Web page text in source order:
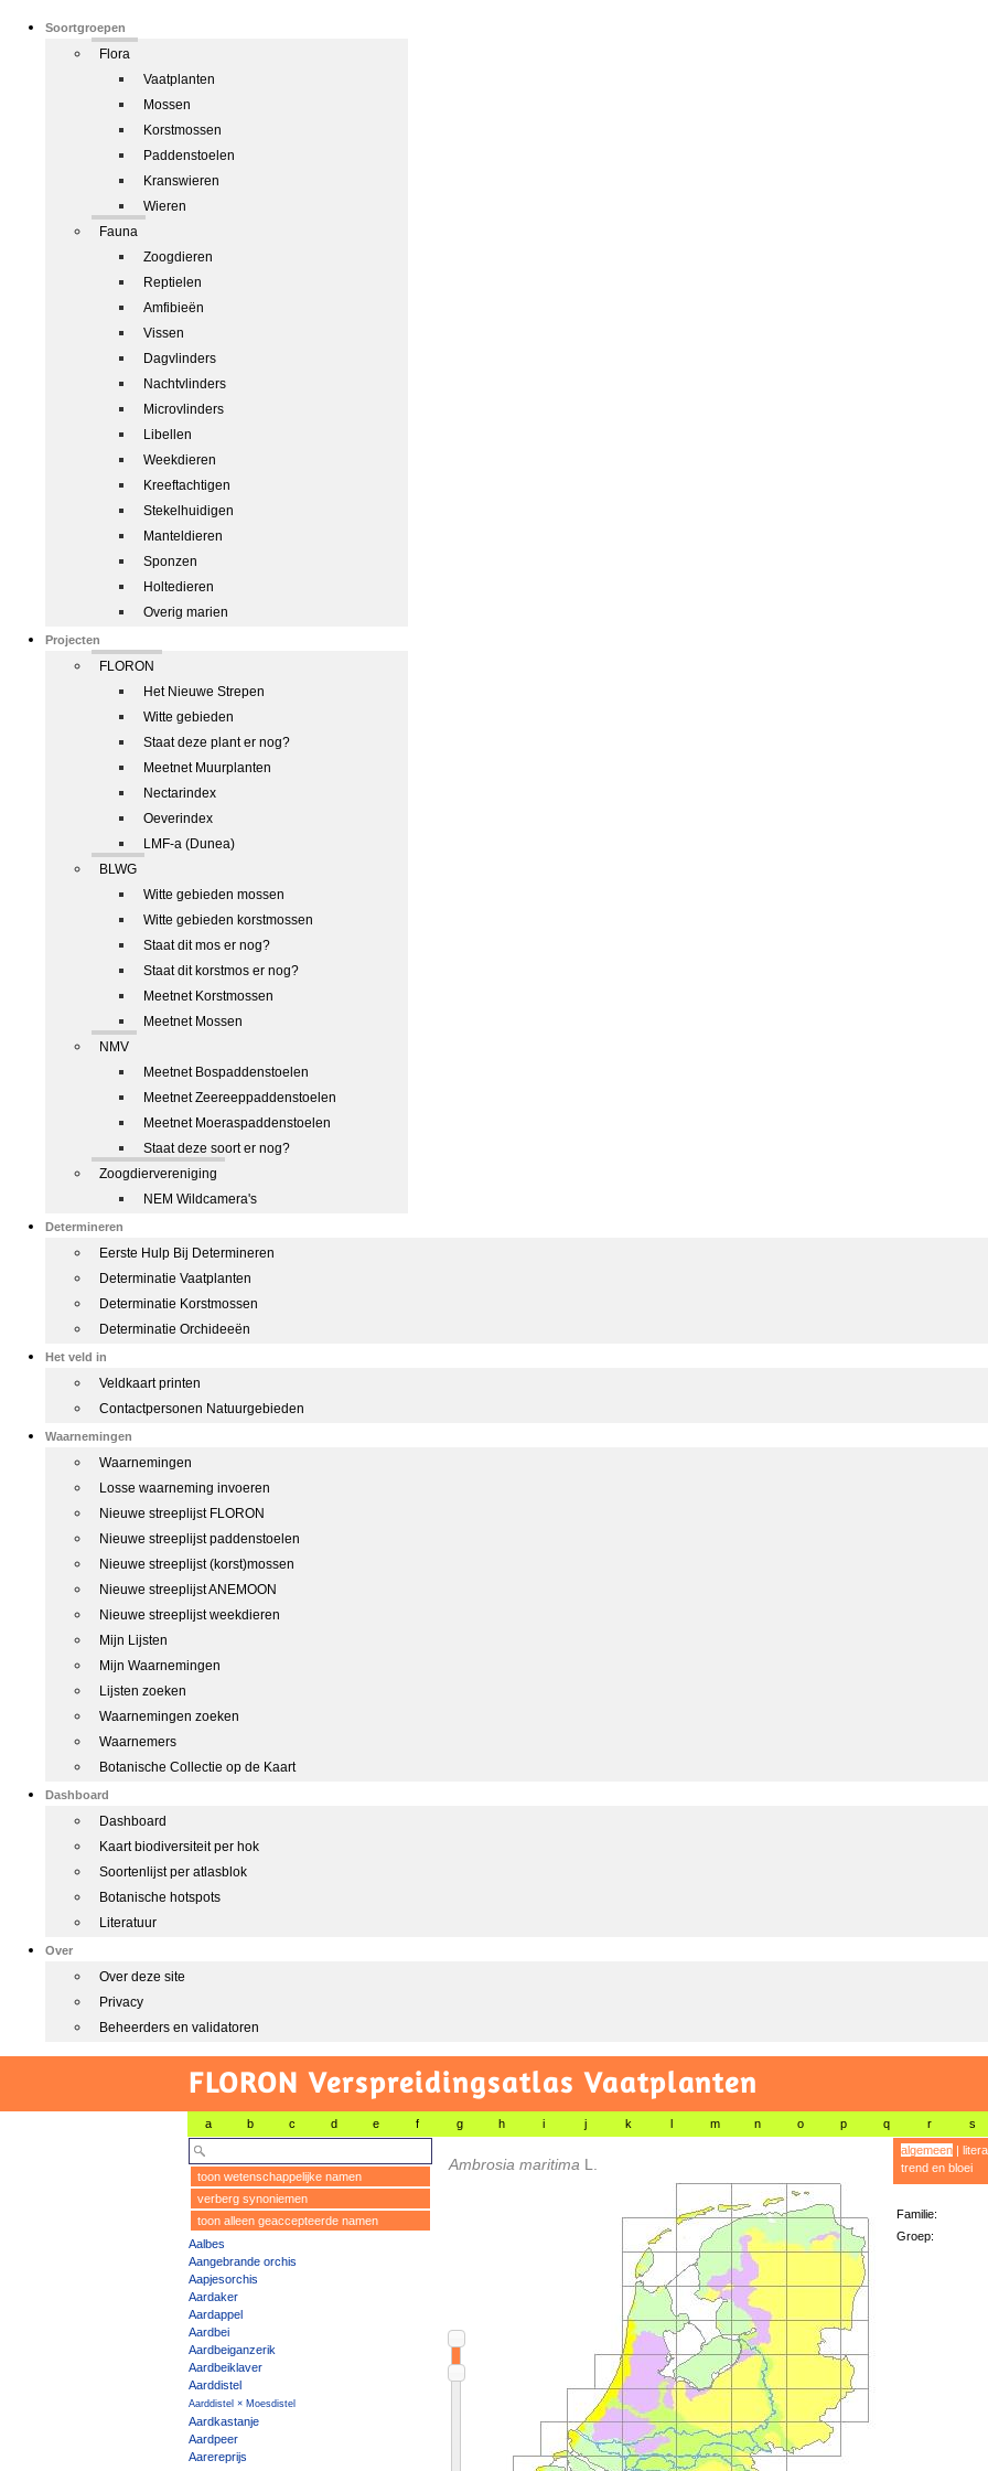
Soortgroepen
Flora
Vaatplanten
Mossen
Korstmossen
Paddenstoelen
Kranswieren
Wieren
Fauna
Zoogdieren
Reptielen
Amfibieën
Vissen
Dagvlinders
Nachtvlinders
Microvlinders
Libellen
Weekdieren
Kreeftachtigen
Stekelhuidigen
Manteldieren
Sponzen
Holtedieren
Overig marien
Projecten
FLORON
Het Nieuwe Strepen
Witte gebieden
Staat deze plant er nog?
Meetnet Muurplanten
Nectarindex
Oeverindex
LMF-a (Dunea)
BLWG
Witte gebieden mossen
Witte gebieden korstmossen
Staat dit mos er nog?
Staat dit korstmos er nog?
Meetnet Korstmossen
Meetnet Mossen
NMV
Meetnet Bospaddenstoelen
Meetnet Zeereeppaddenstoelen
Meetnet Moeraspaddenstoelen
Staat deze soort er nog?
Zoogdiervereniging
NEM Wildcamera's
Determineren
Eerste Hulp Bij Determineren
Determinatie Vaatplanten
Determinatie Korstmossen
Determinatie Orchideeën
Het veld in
Veldkaart printen
Contactpersonen Natuurgebieden
Waarnemingen
Waarnemingen
Losse waarneming invoeren
Nieuwe streeplijst FLORON
Nieuwe streeplijst paddenstoelen
Nieuwe streeplijst (korst)mossen
Nieuwe streeplijst ANEMOON
Nieuwe streeplijst weekdieren
Mijn Lijsten
Mijn Waarnemingen
Lijsten zoeken
Waarnemingen zoeken
Waarnemers
Botanische Collectie op de Kaart
Dashboard
Dashboard
Kaart biodiversiteit per hok
Soortenlijst per atlasblok
Botanische hotspots
Literatuur
Over
Over deze site
Privacy
Beheerders en validatoren
FLORON Verspreidingsatlas Vaatplanten
a b c d e f g h i j k l m n o p q r s
toon wetenschappelijke namen
verberg synoniemen
toon alleen geaccepteerde namen
Aalbes
Aangebrande orchis
Aapjesorchis
Aardaker
Aardappel
Aardbei
Aardbeiganzerik
Aardbeiklaver
Aarddistel
Aarddistel × Moesdistel
Aardkastanje
Aardpeer
Aarereprijs
Ambrosia maritima L.
algemeen|
trend en bloei
Familie:
Groep: